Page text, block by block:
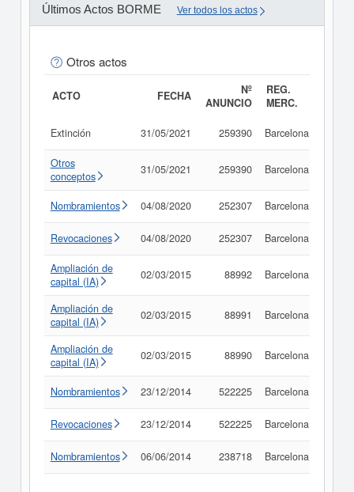
Últimos Actos BORME Ver todos los actos
Otros actos
ACTO FECHA
Nº
ANUNCIO
REG.
MERC.
Extinción 31/05/2021 259390 Barcelona
Otros
conceptos
31/05/2021 259390 Barcelona
Nombramientos 04/08/2020 252307 Barcelona
Revocaciones 04/08/2020 252307 Barcelona
Ampliación de
capital (IA)
02/03/2015 88992 Barcelona
Ampliación de
capital (IA)
02/03/2015 88991 Barcelona
Ampliación de
capital (IA)
02/03/2015 88990 Barcelona
Nombramientos 23/12/2014 522225 Barcelona
Revocaciones 23/12/2014 522225 Barcelona
Nombramientos 06/06/2014 238718 Barcelona